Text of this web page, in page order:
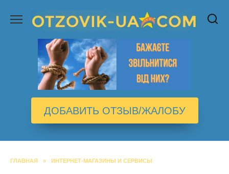
содержанию
ДОБАВИТЬ ОТЗЫВ/ЖАЛОБУ
ГЛАВНАЯ » ИНТЕРНЕТ-МАГАЗИНЫ И СЕРВИСЫ